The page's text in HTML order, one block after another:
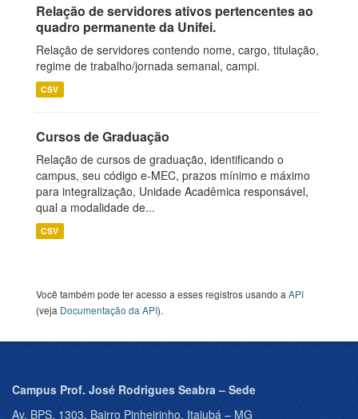
Relação de servidores ativos pertencentes ao
quadro permanente da Unifei.
Relação de servidores contendo nome, cargo, titulação,
regime de trabalho/jornada semanal, campi.
CSV
Cursos de Graduação
Relação de cursos de graduação, identificando o
campus, seu código e-MEC, prazos mínimo e máximo
para integralização, Unidade Acadêmica responsável,
qual a modalidade de...
CSV
Você também pode ter acesso a esses registros usando a API
(veja Documentação da API).
Campus Prof. José Rodrigues Seabra – Sede
Av. BPS, 1303, Bairro Pinheirinho, Itajubá – MG